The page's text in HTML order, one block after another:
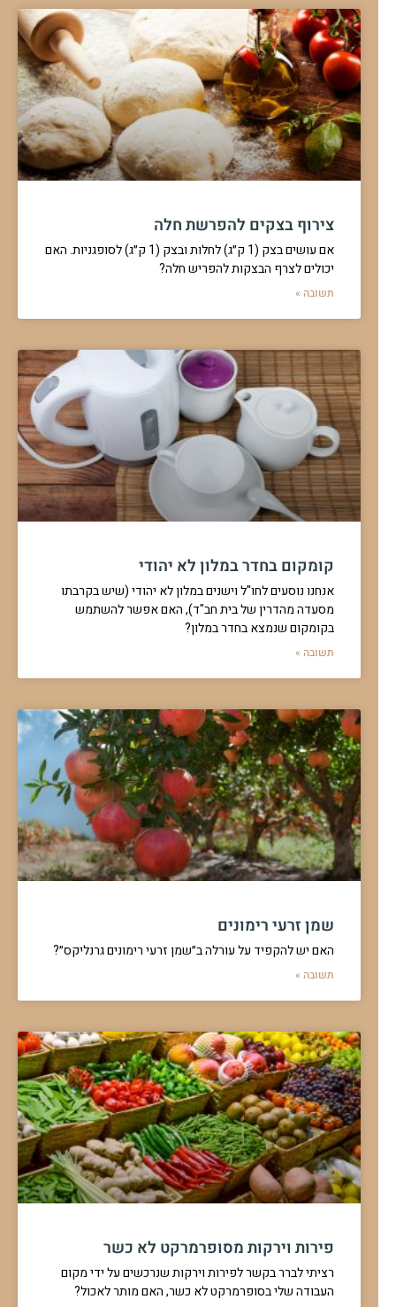
צירוף בצקים להפרשת חלה
אם עושים בצק (1 ק״ג) לחלות ובצק (1 ק״ג) לסופגניות. האם
יכולים לצרף הבצקות להפריש חלה?
תשובה »
קומקום בחדר במלון לא יהודי
אנחנו נוסעים לחו"ל וישנים במלון לא יהודי (שיש בקרבתו
מסעדה מהדרין של בית חב"ד), האם אפשר להשתמש
בקומקום שנמצא בחדר במלון?
תשובה »
שמן זרעי רימונים
האם יש להקפיד על עורלה ב״שמן זרעי רימונים גרנליקס״?
תשובה »
פירות וירקות מסופרמרקט לא כשר
רציתי לברר בקשר לפירות וירקות שנרכשים על ידי מקום
העבודה שלי בסופרמרקט לא כשר, האם מותר לאכול?